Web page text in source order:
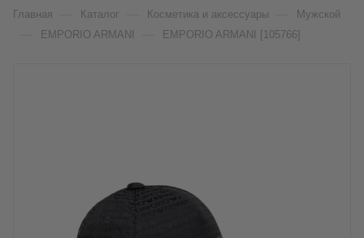
Главная Каталог Косметика и аксессуары Мужской
EMPORIO ARMANI EMPORIO ARMANI [105766]